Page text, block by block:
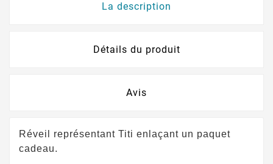
La description
Détails du produit
Avis
Réveil représentant Titi enlaçant un paquet
cadeau.